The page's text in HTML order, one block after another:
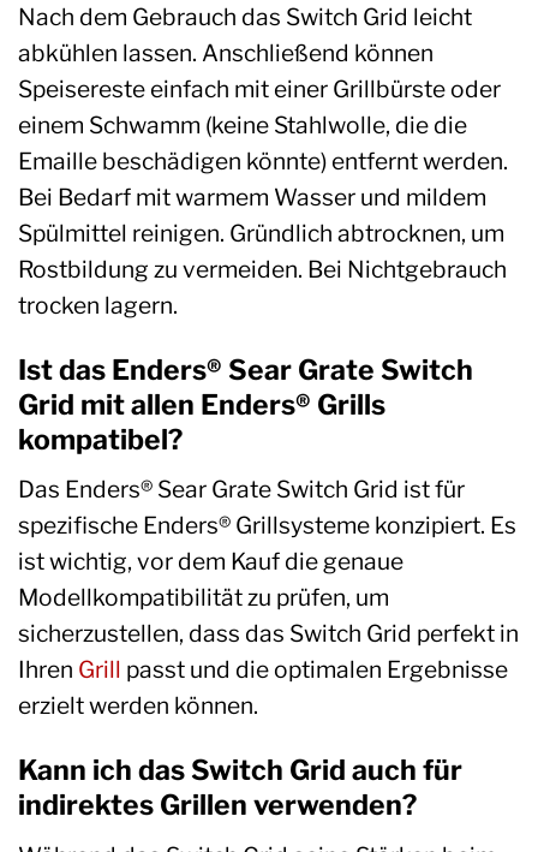
Nach dem Gebrauch das Switch Grid leicht
abkühlen lassen. Anschließend können
Speisereste einfach mit einer Grillbürste oder
einem Schwamm (keine Stahlwolle, die die
Emaille beschädigen könnte) entfernt werden.
Bei Bedarf mit warmem Wasser und mildem
Spülmittel reinigen. Gründlich abtrocknen, um
Rostbildung zu vermeiden. Bei Nichtgebrauch
trocken lagern.
Ist das Enders® Sear Grate Switch
Grid mit allen Enders® Grills
kompatibel?
Das Enders® Sear Grate Switch Grid ist für
spezifische Enders® Grillsysteme konzipiert. Es
ist wichtig, vor dem Kauf die genaue
Modellkompatibilität zu prüfen, um
sicherzustellen, dass das Switch Grid perfekt in
Ihren Grill passt und die optimalen Ergebnisse
erzielt werden können.
Kann ich das Switch Grid auch für
indirektes Grillen verwenden?